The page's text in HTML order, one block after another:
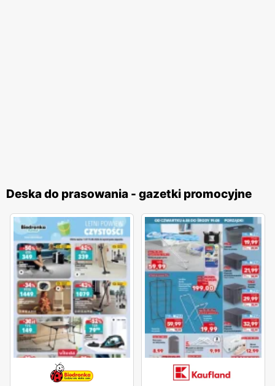
Deska do prasowania - gazetki promocyjne